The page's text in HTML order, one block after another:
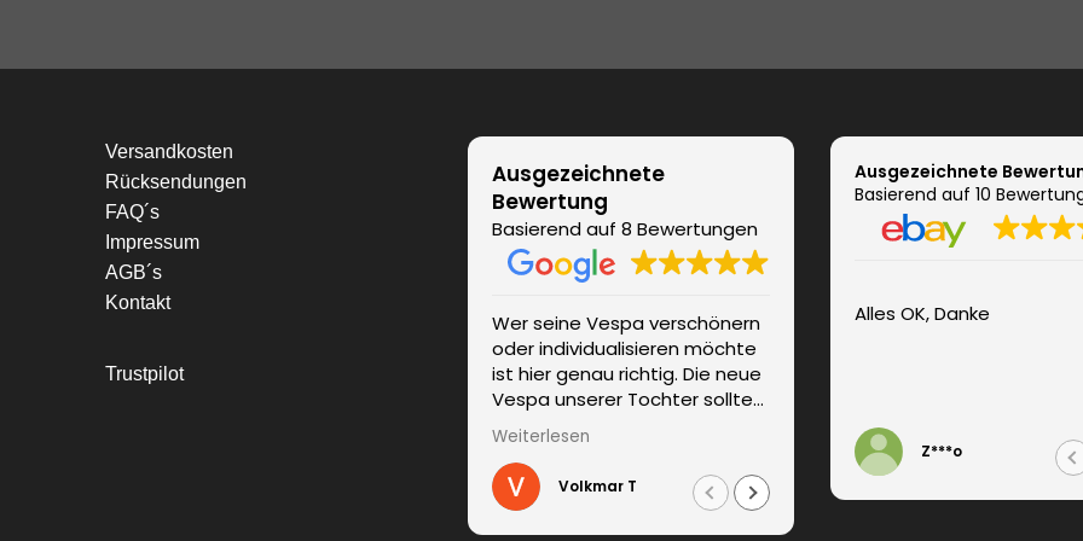
Versandkosten
Rücksendungen
FAQ´s
Impressum
AGB´s
Kontakt
Trustpilot
Ausgezeichnete
Bewertung
Basierend auf 8 Bewertungen
Wer seine Vespa verschönern
oder individualisieren möchte
ist hier genau richtig. Die neue
Vespa unserer Tochter sollte
einen Girly-Look erhalten. Wir
wurden persönlich und
kompetent beraten. Die
Lieferung erfolgte
Weiterlesen
Volkmar T
Super Service, hochwertige
Ausgezeichnete
Basierend auf 10
Alles OK, Danke
Z***o